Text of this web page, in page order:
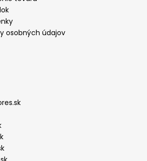
osobných údajov